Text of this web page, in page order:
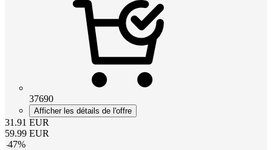
37690
Afficher les détails de l'offre
31.91 EUR
59.99 EUR
-47%